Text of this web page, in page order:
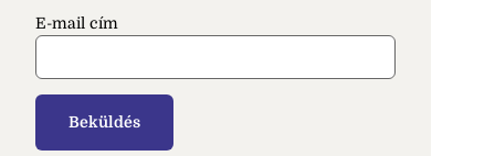
E-mail cím